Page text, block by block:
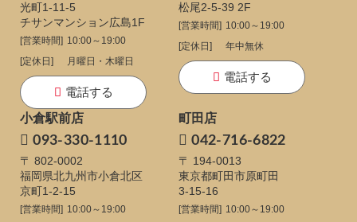
光町1-11-5
チサンマンション広島1F
[営業時間] 10:00～19:00
[定休日]
月曜日・木曜日
電話する
松尾2-5-39 2F
[営業時間] 10:00～19:00
[定休日]
年中無休
電話する
小倉駅前店
093-330-1110
〒 802-0002
福岡県北九州市小倉北区
京町1-2-15
[営業時間] 10:00～19:00
町田店
042-716-6822
〒 194-0013
東京都町田市原町田
3-15-16
[営業時間] 10:00～19:00